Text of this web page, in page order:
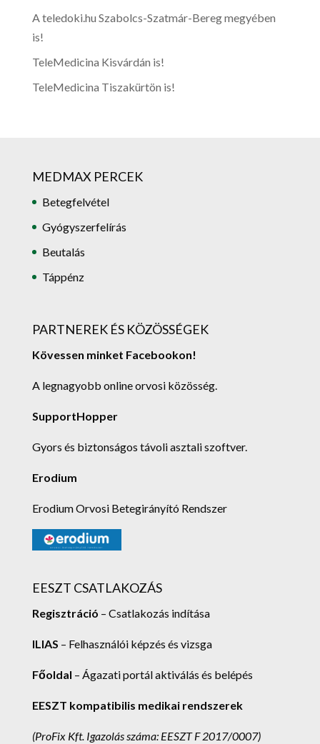
A teledoki.hu Szabolcs-Szatmár-Bereg megyében
is!
TeleMedicina Kisvárdán is!
TeleMedicina Tiszakürtön is!
MEDMAX PERCEK
Betegfelvétel
Gyógyszerfelírás
Beutalás
Táppénz
PARTNEREK ÉS KÖZÖSSÉGEK
Kövessen minket Facebookon!
A legnagyobb online orvosi közösség.
SupportHopper
Gyors és biztonságos távoli asztali szoftver.
Erodium
Erodium Orvosi Betegirányító Rendszer
EESZT CSATLAKOZÁS
Regisztráció – Csatlakozás indítása
ILIAS – Felhasználói képzés és vizsga
Főoldal – Ágazati portál aktiválás és belépés
EESZT kompatibilis medikai rendszerek
(ProFix Kft. Igazolás száma: EESZT F 2017/0007)